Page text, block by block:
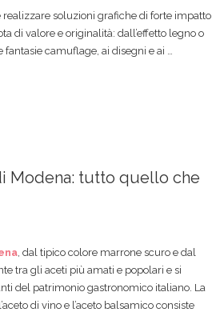
realizzare soluzioni grafiche di forte impatto
di valore e originalità: dall’effetto legno o
camuflage, ai disegni e ai …
Modena: tutto quello che
, dal tipico colore marrone scuro e dal
tra gli aceti più amati e popolari e si
del patrimonio gastronomico italiano. La
di vino e l’aceto balsamico consiste